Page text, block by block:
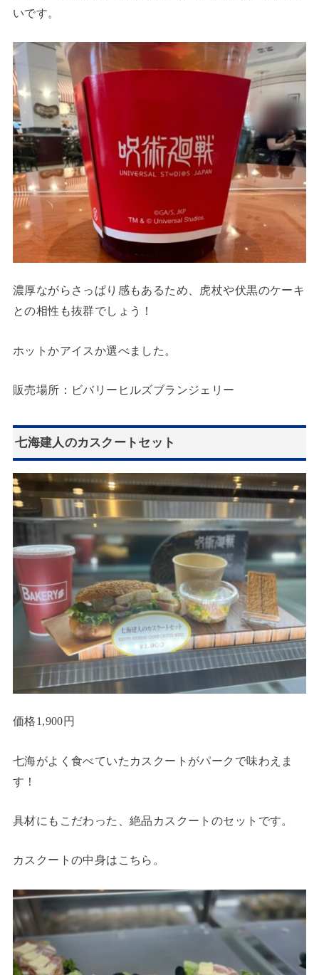
いです。
濃厚ながらさっぱり感もあるため、虎杖や伏黒のケーキ
との相性も抜群でしょう！
ホットかアイスか選べました。
販売場所：ビバリーヒルズブランジェリー
七海建人のカスクートセット
価格1,900円
七海がよく食べていたカスクートがパークで味わえま
す！
具材にもこだわった、絶品カスクートのセットです。
カスクートの中身はこちら。